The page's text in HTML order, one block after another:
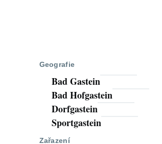
Geografie
Bad Gastein
Bad Hofgastein
Dorfgastein
Sportgastein
Zařazení